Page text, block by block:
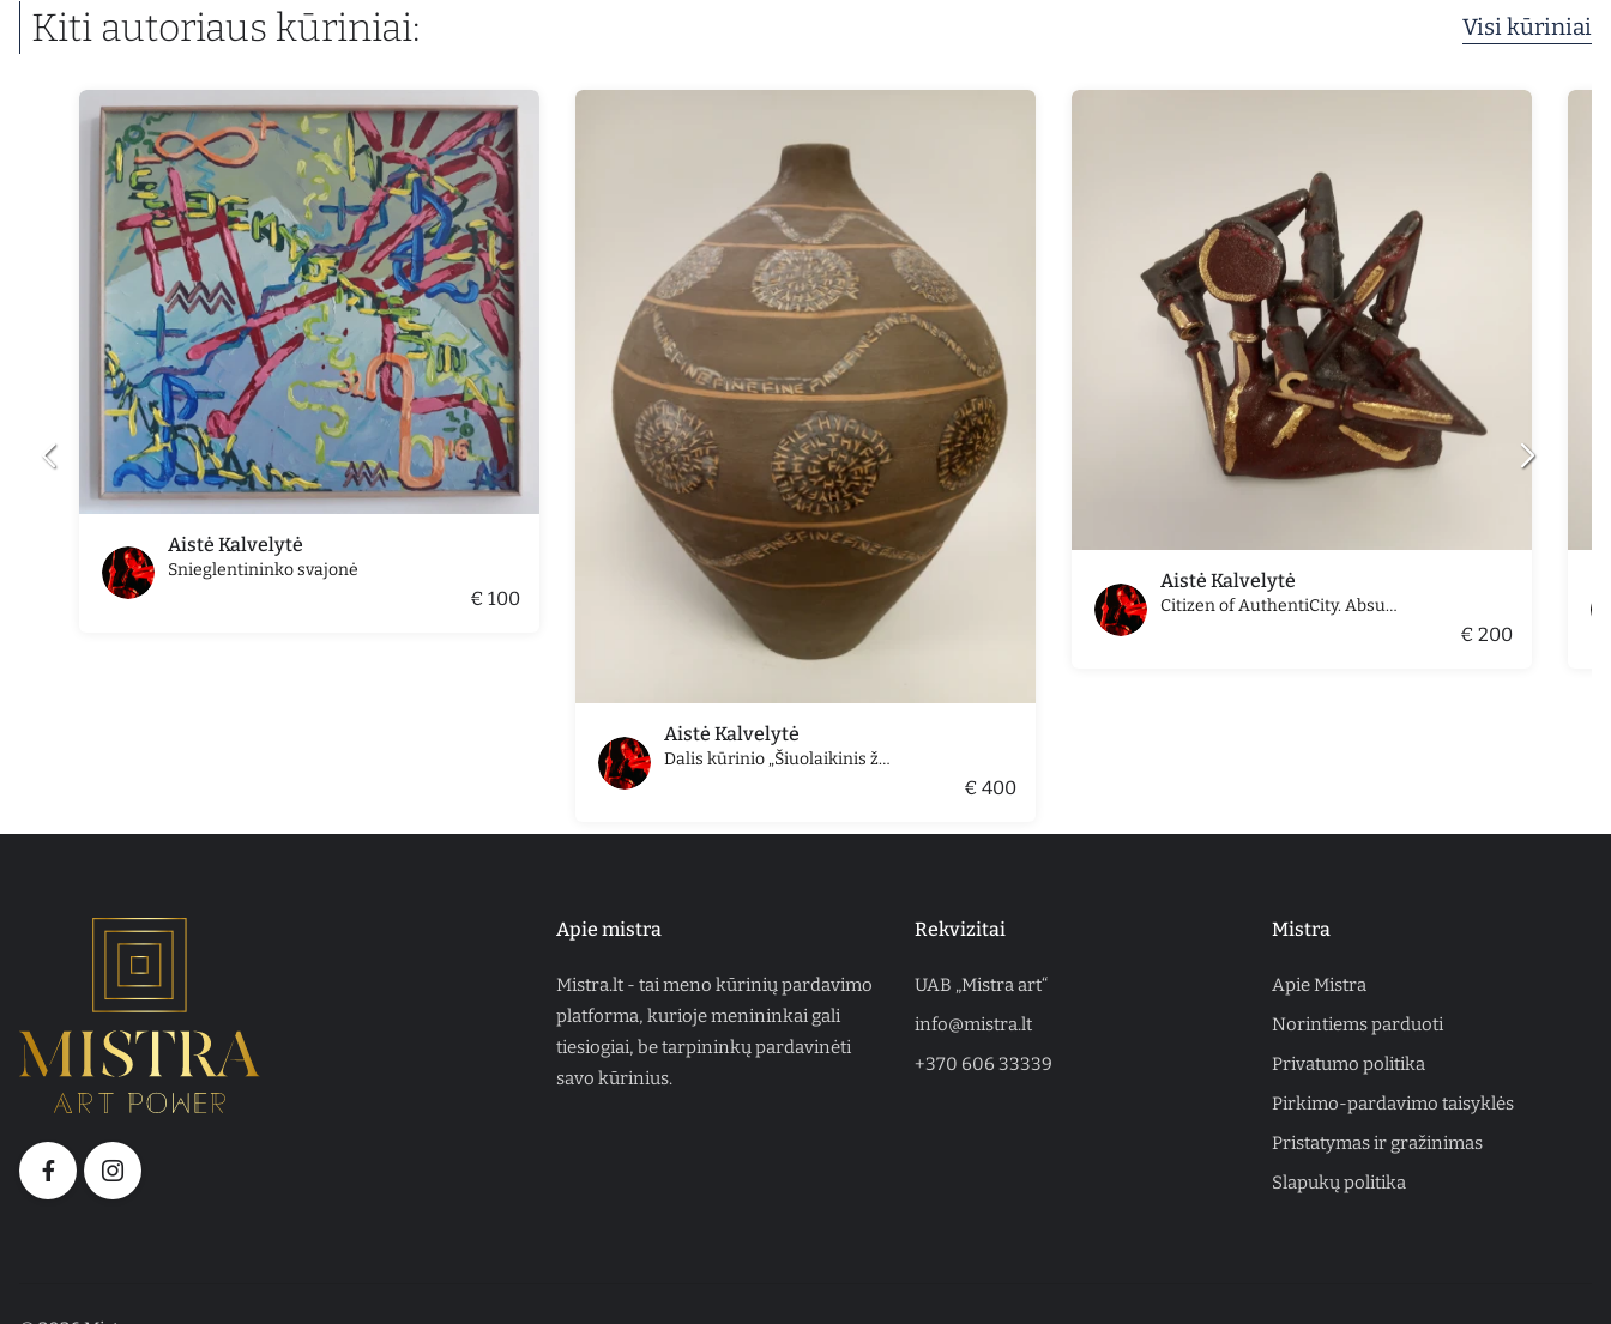
Kiti autoriaus kūriniai: Visi kūriniai
Aistė Kalvelytė
Snieglentininko svajonė
€ 100
Aistė Kalvelytė
Dalis kūrinio „Šiuolaikinis žmogus/ senovinis mąstymas“ (vaza nr. 11)
€ 400
Aistė Kalvelytė
Citizen of AuthentiCity. Absurdistan (Nr. 8)
€ 200
Apie mistra
Mistra.lt - tai meno kūrinių pardavimo
platforma, kurioje menininkai gali
tiesiogiai, be tarpininkų pardavinėti
savo kūrinius.
Rekvizitai
UAB „Mistra art“
info@mistra.lt
+370 606 33339
Mistra
Apie Mistra
Norintiems parduoti
Privatumo politika
Pirkimo-pardavimo taisyklės
Pristatymas ir gražinimas
Slapukų politika